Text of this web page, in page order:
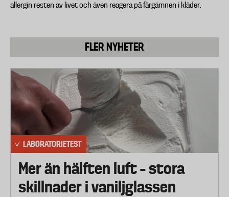
allergin resten av livet och även reagera på färgämnen i kläder.
FLER NYHETER
LABORATORIETEST
Mer än hälften luft – stora
skillnader i vaniljglassen